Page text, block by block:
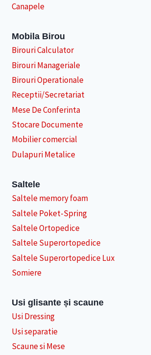
Canapele
Mobila Birou
Birouri Calculator
Birouri Manageriale
Birouri Operationale
Receptii/Secretariat
Mese De Conferinta
Stocare Documente
Mobilier comercial
Dulapuri Metalice
Saltele
Saltele memory foam
Saltele Poket-Spring
Saltele Ortopedice
Saltele Superortopedice
Saltele Superortopedice Lux
Somiere
Usi glisante și scaune
Usi Dressing
Usi separatie
Scaune si Mese